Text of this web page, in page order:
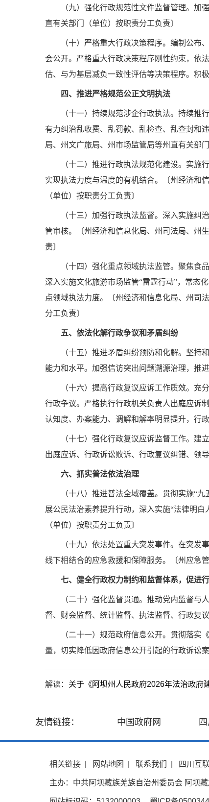
（九）强化行政规范性文件监督管理。 加
直有关部门（单位）按职责分工负责〕
（十）严格重大行政决策程序。 编制公布
会公开。严格重大行政决策程序刚性约束，依
估、与为基层减负一致性评估等决策程序。积
四、推进严格规范公正文明执法
（十一）持续规范涉企行政执法。 持续推
有力纠治乱收费、乱罚款、乱检查、乱查封和
局、州文广旅局、州市场监管局等州直有关部
（十二）推进行政执法规范化建设。 实施
实现执法力度与温度的有机结合。〔州经济和
（单位）按职责分工负责〕
（十三）加强行政执法监督。 深入实施纠
管审核。〔州经济和信息化局、州司法局、州
责〕
（十四）强化重点领域执法监管。 聚焦食
深入实施文化旅游市场监管“雷霆行动”，常态
点领域执法力度。〔州经济和信息化局、州司
分工负责〕
五、依法化解行政争议和矛盾纠纷
（十五）推进矛盾纠纷预防和化解。 坚持
能力和水平。加强信访突出问题溯源治理，推
（十六）提高行政复议应诉工作质效。 充
行政争议。严格执行行政机关负责人出庭应诉
认知度、办案能力、调解和解率明显提升，行
（十七）强化行政复议应诉监督工作。 建
出庭应诉、行政诉讼败诉、行政复议纠错、领
六、抓实普法依法治理
（十八）推进普法全域覆盖。 贯彻实施“九
展公民法治素养提升行动，深入实施“法律明
（单位）按职责分工负责〕
（十九）依法处置重大突发事件。 在突发
线下相结合的应急救援和保障服务。〔州应急
七、健全行政权力制约和监督体系，促进
（二十）强化监督贯通。 推动党内监督与
督、财会监督、统计监督、执法监督、行政复
（二十一）规范政府信息公开。 贯彻落实
量，切实降低因政府信息公开引起的行政诉讼
解读： 关于《阿坝州人民政府2026年法治政府
友情链接： 中国政府网
相关链接 网站地图 联系我们 四川互
主办：中共阿坝藏族羌族自治州委员会 阿坝